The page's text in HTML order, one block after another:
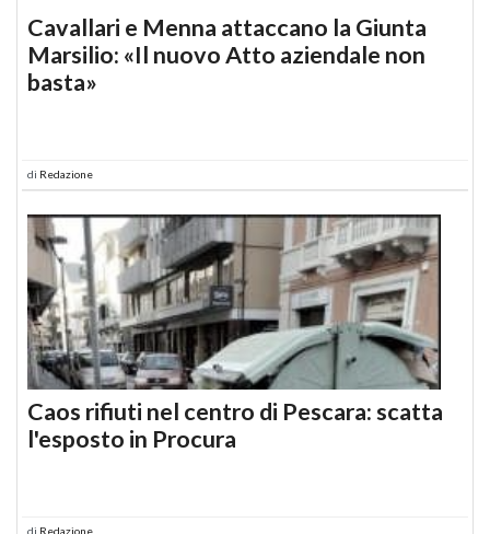
Cavallari e Menna attaccano la Giunta
Marsilio: «Il nuovo Atto aziendale non
basta»
di Redazione
Caos rifiuti nel centro di Pescara: scatta
l'esposto in Procura
di Redazione